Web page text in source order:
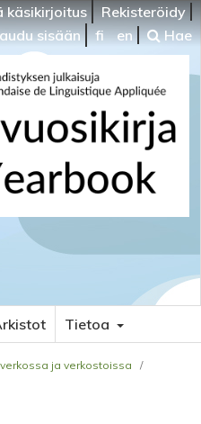
käsikirjoitus
Rekisteröidy
sisään
fi en Hae
Tietoa
ja verkostoissa
/